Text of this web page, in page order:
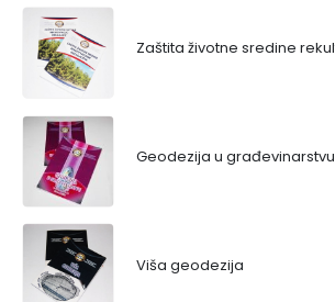
Geodezija u građevinarstvu
Viša geodezija